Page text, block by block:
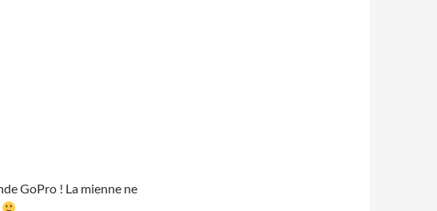
GoPro ! La mienne ne